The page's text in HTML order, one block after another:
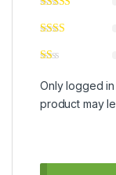
Only logged
product may